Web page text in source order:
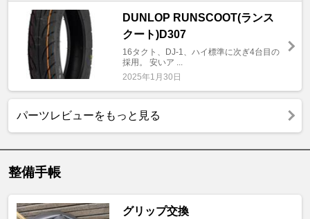
DUNLOP RUNSCOOT(ランス
クート)D307
16タクト、DJ-1、ハイ標準に次ぎ4台目の
採用。 安いア ...
2025年1月30日
パーツレビューをもっと見る
整備手帳
グリップ交換